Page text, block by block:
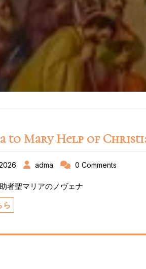
to Mary Help of
adma 0 Comments
者聖マリアのノヴェナ
ら